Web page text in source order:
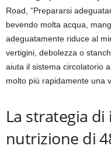
Road, “Prepararsi
bevendo molta acqua,
adeguatamente riduce al
vertigini, debolezza o
aiuta il sistema circolatorio
molto più rapidamente una
La strategia
nutrizione di